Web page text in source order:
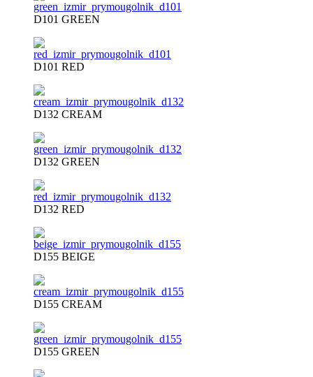
D101 GREEN
D101 RED
D132 CREAM
D132 GREEN
D132 RED
D155 BEIGE
D155 CREAM
D155 GREEN